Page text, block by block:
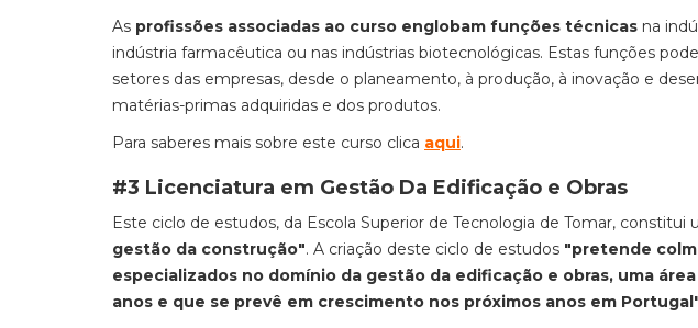
As profissões associadas ao curso englobam funções técnicas na
indústria farmacêutica ou nas indústrias biotecnológicas. Estas funções
setores das empresas, desde o planeamento, à produção, à inovação e
matérias-primas adquiridas e dos produtos.
Para saberes mais sobre este curso clica aqui.
#3 Licenciatura em Gestão Da Edificação e Obras
Este ciclo de estudos, da Escola Superior de Tecnologia de Tomar, constitui
gestão da construção". A criação deste ciclo de estudos "pretende
especializados no domínio da gestão da edificação e obras, uma
anos e que se prevê em crescimento nos próximos anos em